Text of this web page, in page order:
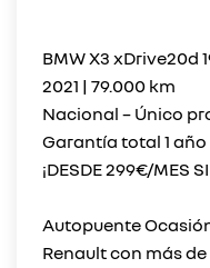
BMW X3 xDrive20d
2021 | 79.000 km
Nacional – Único
Garantía total 1 año
¡DESDE 299€/MES
Autopuente
Renault con más